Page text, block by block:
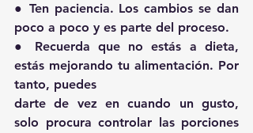
● Ten paciencia. Los cambios se dan
poco a poco y es parte del proceso.
● Recuerda que no estás a dieta,
estás mejorando tu alimentación. Por
tanto, puedes
darte de vez en cuando un gusto,
solo procura controlar las porciones